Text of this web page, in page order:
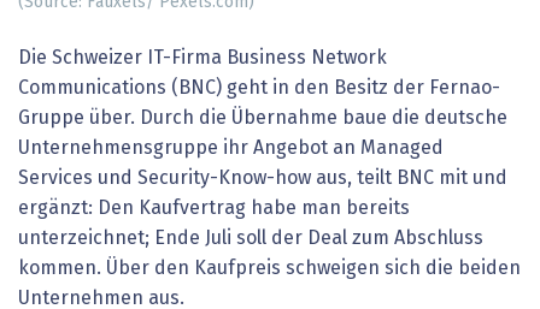
Die Schweizer IT-Firma Business Network
Communications (BNC) geht in den Besitz der Fernao-
Gruppe über. Durch die Übernahme baue die deutsche
Unternehmensgruppe ihr Angebot an Managed
Services und Security-Know-how aus, teilt BNC mit und
ergänzt: Den Kaufvertrag habe man bereits
unterzeichnet; Ende Juli soll der Deal zum Abschluss
kommen. Über den Kaufpreis schweigen sich die beiden
Unternehmen aus.